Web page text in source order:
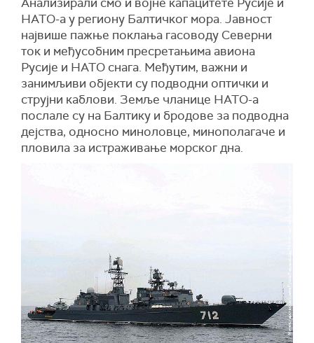
НАТО-а у региону Балтичког мора. Јавност
највише пажње поклања гасоводу Северни
ток и међусобним пресретањима авиона
Русије и НАТО снага. Међутим, важни и
занимљиви објекти су подводни оптички и
струјни каблови. Земље чланице НАТО-а
послале су на Балтику и бродове за подводна
дејства, односно миноловце, минополагаче и
пловила за истраживање морског дна.